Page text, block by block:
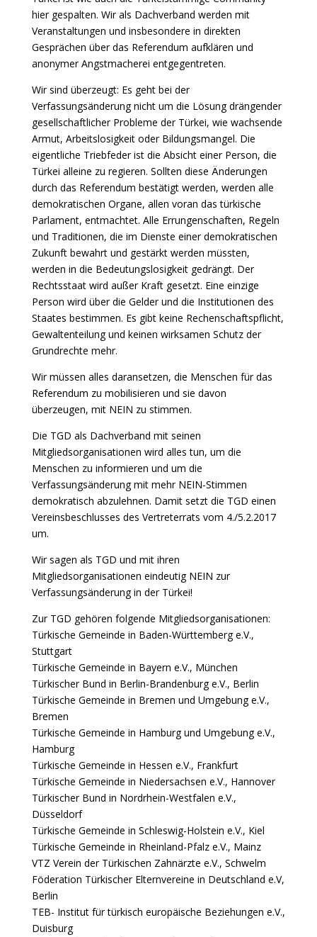
hier gespalten. Wir als Dachverband werden mit
Veranstaltungen und insbesondere in direkten
Gesprächen über das Referendum aufklären und
anonymer Angstmacherei entgegentreten.
Wir sind überzeugt: Es geht bei der
Verfassungsänderung nicht um die Lösung drängender
gesellschaftlicher Probleme der Türkei, wie wachsende
Armut, Arbeitslosigkeit oder Bildungsmangel. Die
eigentliche Triebfeder ist die Absicht einer Person, die
Türkei alleine zu regieren. Sollten diese Änderungen
durch das Referendum bestätigt werden, werden alle
demokratischen Organe, allen voran das türkische
Parlament, entmachtet. Alle Errungenschaften, Regeln
und Traditionen, die im Dienste einer demokratischen
Zukunft bewahrt und gestärkt werden müssten,
werden in die Bedeutungslosigkeit gedrängt. Der
Rechtsstaat wird außer Kraft gesetzt. Eine einzige
Person wird über die Gelder und die Institutionen des
Staates bestimmen. Es gibt keine Rechenschaftspflicht,
Gewaltenteilung und keinen wirksamen Schutz der
Grundrechte mehr.
Wir müssen alles daransetzen, die Menschen für das
Referendum zu mobilisieren und sie davon
überzeugen, mit NEIN zu stimmen.
Die TGD als Dachverband mit seinen
Mitgliedsorganisationen wird alles tun, um die
Menschen zu informieren und um die
Verfassungsänderung mit mehr NEIN-Stimmen
demokratisch abzulehnen. Damit setzt die TGD einen
Vereinsbeschlusses des Vertreterrats vom 4./5.2.2017
um.
Wir sagen als TGD und mit ihren
Mitgliedsorganisationen eindeutig NEIN zur
Verfassungsänderung in der Türkei!
Zur TGD gehören folgende Mitgliedsorganisationen:
Türkische Gemeinde in Baden-Württemberg e.V.,
Stuttgart
Türkische Gemeinde in Bayern e.V., München
Türkischer Bund in Berlin-Brandenburg e.V., Berlin
Türkische Gemeinde in Bremen und Umgebung e.V.,
Bremen
Türkische Gemeinde in Hamburg und Umgebung e.V.,
Hamburg
Türkische Gemeinde in Hessen e.V., Frankfurt
Türkische Gemeinde in Niedersachsen e.V., Hannover
Türkischer Bund in Nordrhein-Westfalen e.V.,
Düsseldorf
Türkische Gemeinde in Schleswig-Holstein e.V., Kiel
Türkische Gemeinde in Rheinland-Pfalz e.V., Mainz
VTZ Verein der Türkischen Zahnärzte e.V., Schwelm
Föderation Türkischer Elternvereine in Deutschland e.V,
Berlin
TEB- Institut für türkisch europäische Beziehungen e.V.,
Duisburg